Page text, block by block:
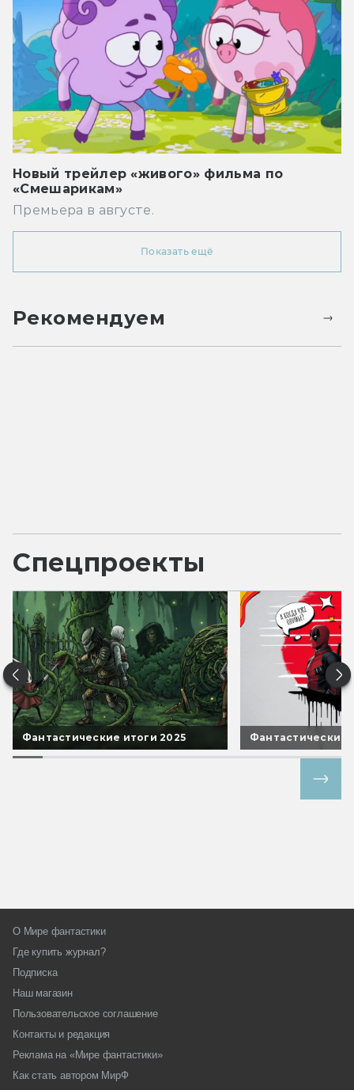
Новый трейлер «живого» фильма по
«Смешарикам»
Премьера в августе.
Показать ещё
Рекомендуем
Спецпроекты
Фантастические итоги 2025 Фантастические
О Мире фантастики
Где купить журнал?
Подписка
Наш магазин
Пользовательское соглашение
Контакты и редакция
Реклама на «Мире фантастики»
Как стать автором МирФ